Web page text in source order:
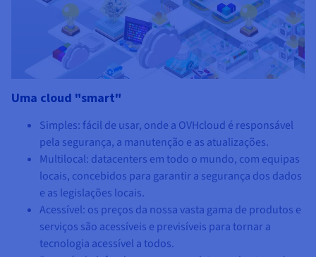
Uma cloud "smart"
Simples: fácil de usar, onde a OVHcloud é responsável
pela segurança, a manutenção e as atualizações.
Multilocal: datacenters em todo o mundo, com equipas
locais, concebidos para garantir a segurança dos dados
e as legislações locais.
Acessível: os preços da nossa vasta gama de produtos e
serviços são acessíveis e previsíveis para tornar a
tecnologia acessível a todos.